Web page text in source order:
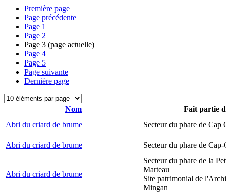
Première page
Page précédente
Page 1
Page 2
Page 3 (page actuelle)
Page 4
Page 5
Page suivante
Dernière page
Nom
Fait partie
Abri du criard de brume
Secteur du phare de Cap
Abri du criard de brume Secteur du phare de Cap-
Abri du criard de brume
Secteur du phare de la
Marteau
Site patrimonial de
Mingan